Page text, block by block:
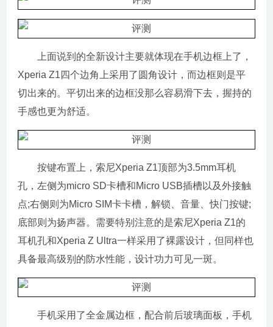
上面说到的全新设计主要就体现在手机边框上了，
Xperia Z1四个边角上采用了圆角设计，而边框则是平
切出来的。平切出来的边框没那么容易滑下去，握持的
手感也更为舒适。
按键布置上，索尼Xperia Z1顶部为3.5mm耳机
孔，左侧为micro SD卡槽和Micro USB插槽以及外接触
点;右侧则为Micro SIM卡卡槽，解锁、音量、快门按键;
底部则为扬声器。需要特别注意的是索尼Xperia Z1的
耳机孔和Xperia Z Ultra一样采用了裸露设计，但同样也
具备最高级别的防水性能，设计功力可见一斑。
手机采用了全金属边框，配合前后玻璃面板，手机